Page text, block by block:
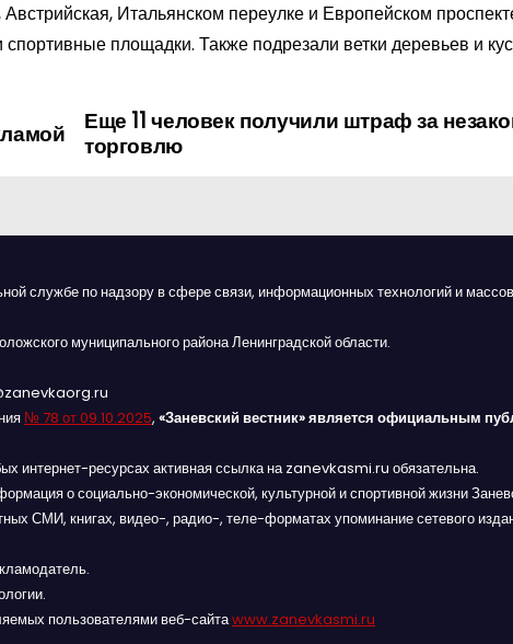
Итальянском переулке и Европейском
площадки. Также подрезали ветки деревьев и
Еще 11 человек получили штраф за
торговлю
службе по надзору в сфере связи, информационных технологий и
муниципального района Ленинградской области.
№ 78 от 09.10.2025, «Заневский вестник» является официальным
интернет-ресурсах активная ссылка на zanevkasmi.ru обязательна.
о социально-экономической, культурной и спортивной жизни
СМИ, книгах, видео-, радио-, теле-форматах упоминание сетевого
пользователями веб-сайтаwww.zanevkasmi.ru